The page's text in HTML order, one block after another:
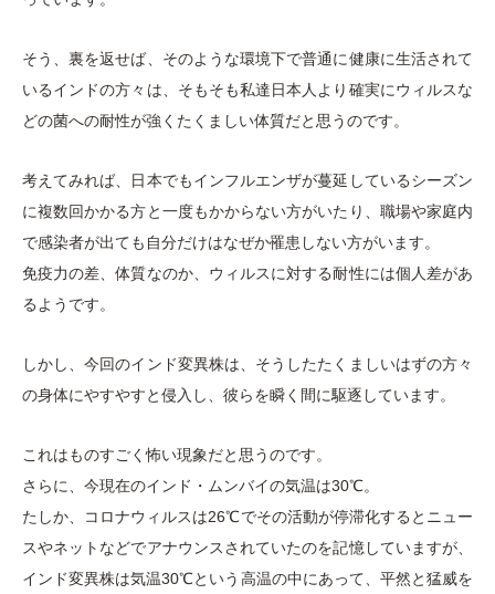
そう、裏を返せば、そのような環境下で普通に健康に生活されて
いるインドの方々は、そもそも私達日本人より確実にウィルスな
どの菌への耐性が強くたくましい体質だと思うのです。
考えてみれば、日本でもインフルエンザが蔓延しているシーズン
に複数回かかる方と一度もかからない方がいたり、職場や家庭内
で感染者が出ても自分だけはなぜか罹患しない方がいます。
免疫力の差、体質なのか、ウィルスに対する耐性には個人差があ
るようです。
しかし、今回のインド変異株は、そうしたたくましいはずの方々
の身体にやすやすと侵入し、彼らを瞬く間に駆逐しています。
これはものすごく怖い現象だと思うのです。
さらに、今現在のインド・ムンバイの気温は30℃。
たしか、コロナウィルスは26℃でその活動が停滞化するとニュー
スやネットなどでアナウンスされていたのを記憶していますが、
インド変異株は気温30℃という高温の中にあって、平然と猛威を